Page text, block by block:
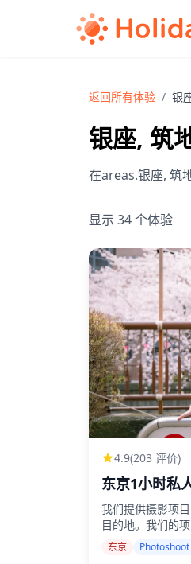
返回所有体验 / 银
银座, 筑
在areas.银座, 筑
显示 34 个体验
4.9(203 评价)
东京1小时私
我们提供摄影项
目的地。我们的
的旅行计划，捕
东京